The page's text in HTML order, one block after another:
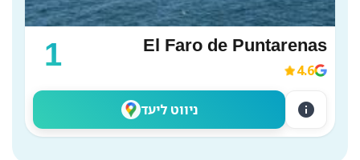
1 El Faro de Puntarenas
4.6
ניווט ליעד info